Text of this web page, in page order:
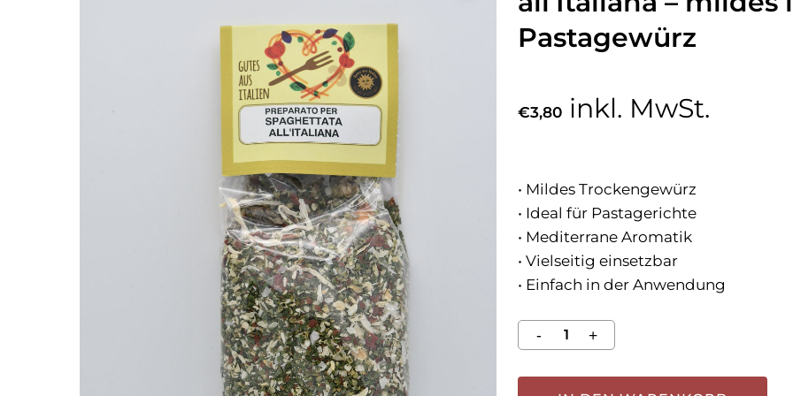
Pastagewürz
€3,80 inkl. MwSt.
• Mildes Trockengewürz
• Ideal für Pastagerichte
• Mediterrane Aromatik
• Vielseitig einsetzbar
• Einfach in der Anwendung